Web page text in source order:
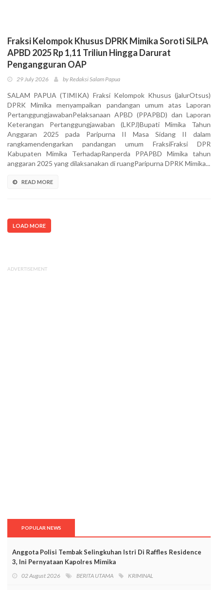
Fraksi Kelompok Khusus DPRK Mimika Soroti SiLPA
APBD 2025 Rp 1,11 Triliun Hingga Darurat
Pengangguran OAP
29 July 2026 by Redaksi Salam Papua
SALAM PAPUA (TIMIKA) Fraksi Kelompok Khusus (jalurOtsus)
DPRK Mimika menyampaikan pandangan umum atas Laporan
PertanggungjawabanPelaksanaan APBD (PPAPBD) dan Laporan
Keterangan Pertanggungjawaban (LKPJ)Bupati Mimika Tahun
Anggaran 2025 pada Paripurna II Masa Sidang II dalam
rangkamendengarkan pandangan umum FraksiFraksi DPR
Kabupaten Mimika TerhadapRanperda PPAPBD Mimika tahun
anggaran 2025 yang dilaksanakan di ruangParipurna DPRK Mimika...
READ MORE
LOAD MORE
ADVERTISEMENT
POPULAR NEWS
Anggota Polisi Tembak Selingkuhan Istri Di Raffles Residence
3, Ini Pernyataan Kapolres Mimika
02 August 2026 BERITA UTAMA KRIMINAL